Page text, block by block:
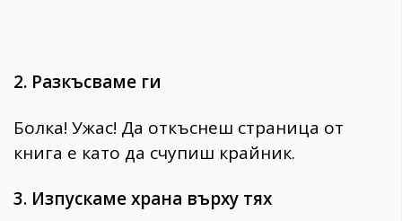
2. Разкъсваме ги
Болка! Ужас! Да откъснеш страница от
книга е като да счупиш крайник.
3. Изпускаме храна върху тях